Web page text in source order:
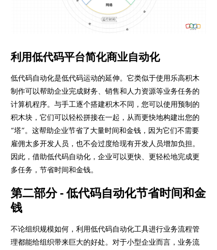
利用低代码平台简化商业自动化
低代码自动化是低代码运动的延伸。它类似于使用乐高积木
制作可以帮助企业完成财务、销售和人力资源等业务任务的
计算机程序。与手工逐个搭建积木不同，您可以使用预制的
积木块，它们可以轻松拼接在一起，从而更快地构建出您的
“塔”。这帮助企业节省了大量时间和金钱，因为它们不需要
雇佣太多开发人员，也不会过度给现有开发人员增加负担。
因此，借助低代码自动化，企业可以更快、更轻松地完成更
多任务，节省时间和金钱。
第二部分 - 低代码自动化节省时间和金
钱
不论组织规模如何，利用低代码自动化工具进行业务流程管
理都能给组织带来巨大的好处。对于小型企业而言，业务流